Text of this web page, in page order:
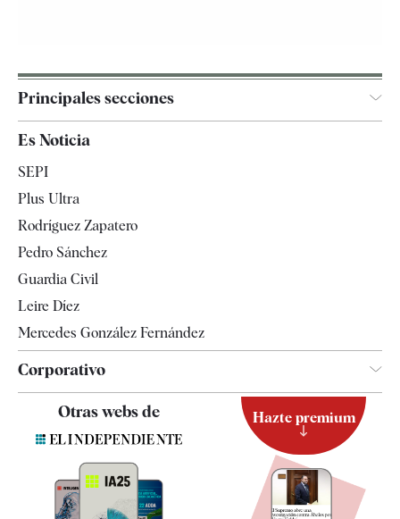
Principales secciones
Televisión
Es Noticia
SEPI
Plus Ultra
Rodríguez Zapatero
Pedro Sánchez
Guardia Civil
Leire Díez
Mercedes González Fernández
Corporativo
Quiénes somos
Otras webs de Hazte premium